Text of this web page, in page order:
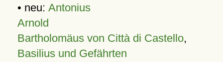
• neu: Antonius
Arnold
Bartholomäus von Città di Castello,
Basilius und Gefährten